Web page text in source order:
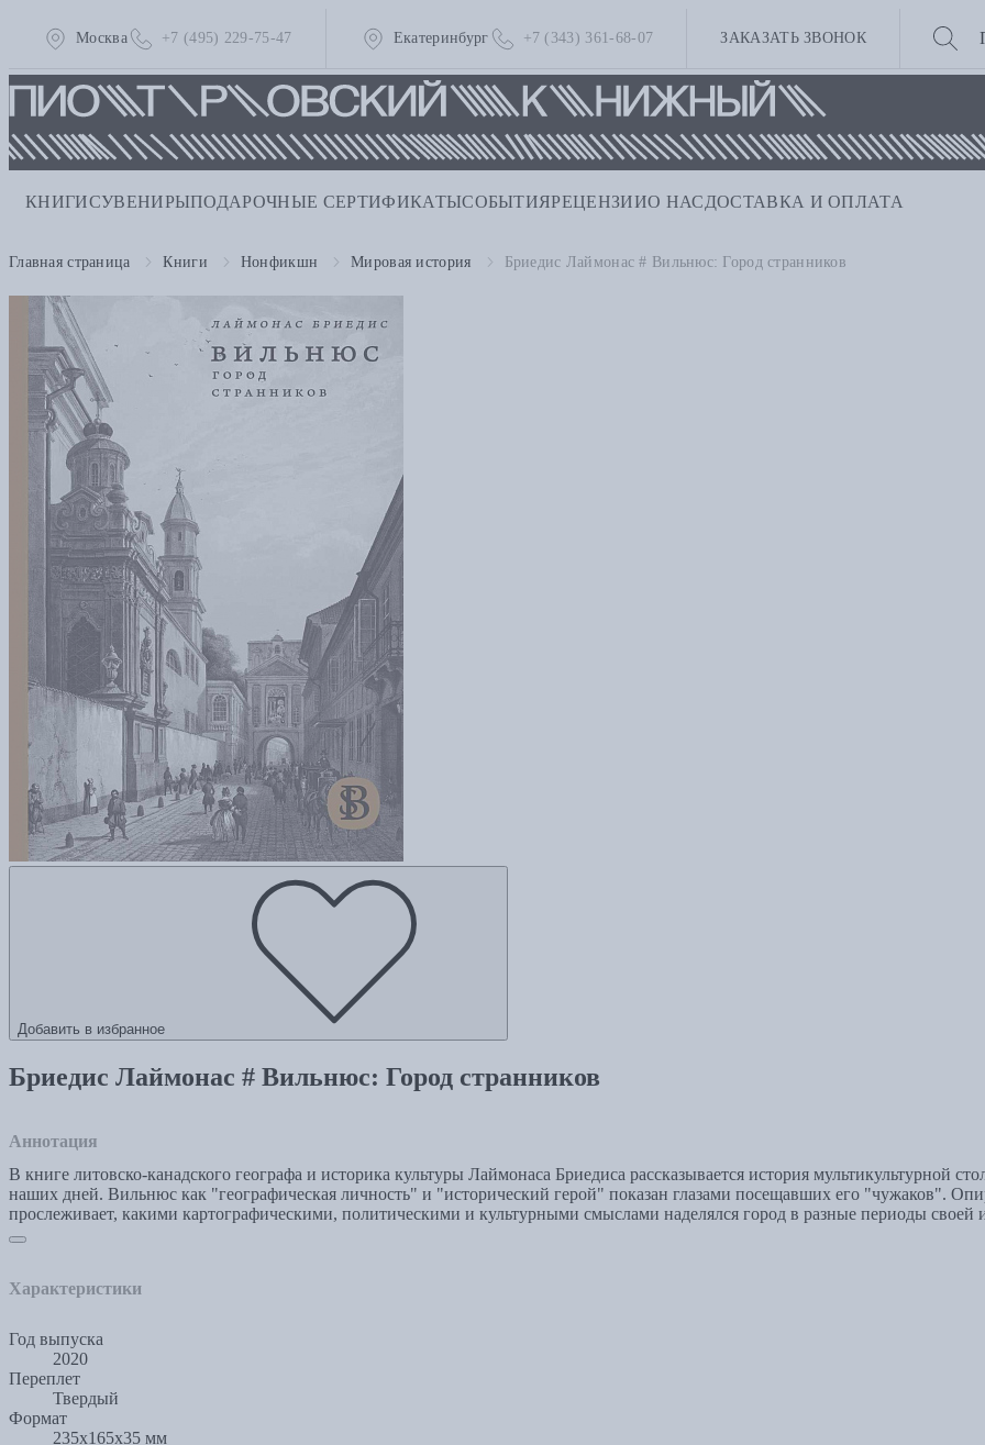
Москва +7 (495) 229-75-47 Екатеринбург +7 (343) 361-68-07 ЗАКАЗАТЬ ЗВОНОК
КНИГИСУВЕНИРЫПОДАРОЧНЫЕ СЕРТИФИКАТЫСОБЫТИЯРЕЦЕНЗИИО НАС ДОСТАВКА И ОПЛАТА
Главная страница Книги Нонфикшн Мировая история Бриедис Лаймонас # Вильнюс: Город странников
Добавить в избранное
Бриедис Лаймонас # Вильнюс: Город странников
Аннотация
В книге литовско-канадского географа и историка культуры Лаймонаса Бриедиса рассказывается история мультикультурной
наших дней. Вильнюс как "географическая личность" и "исторический герой" показан глазами посещавших его "чужаков".
прослеживает, какими картографическими, политическими и культурными смыслами наделялся город в разные периоды своей
Характеристики
Год выпуска
2020
Переплет
Твердый
Формат
235x165x35 мм